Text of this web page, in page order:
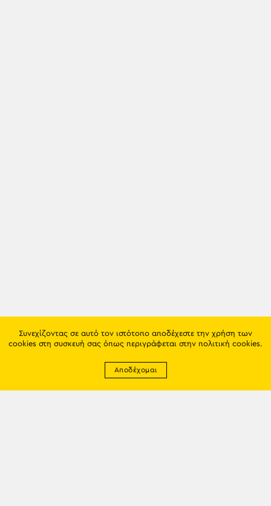
Συνεχίζοντας σε αυτό τον ιστότοπο αποδέχεστε την χρήση των
cookies στη συσκευή σας όπως περιγράφεται στην πολιτική cookies.
Αποδέχομαι